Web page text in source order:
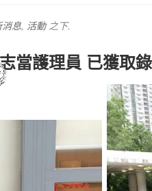
息, 活動之下.
當護理員 已獲取